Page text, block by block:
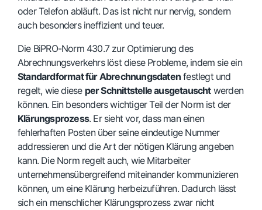
oder Telefon abläuft. Das ist nicht nur nervig, sondern
auch besonders ineffizient und teuer.
Die BiPRO-Norm 430.7 zur Optimierung des
Abrechnungsverkehrs löst diese Probleme, indem sie ein
Standardformat für Abrechnungsdaten festlegt und
regelt, wie diese per Schnittstelle ausgetauschtwerden
können. Ein besonders wichtiger Teil der Norm ist der
Klärungsprozess. Er sieht vor, dass man einen
fehlerhaften Posten über seine eindeutige Nummer
addressieren und die Art der nötigen Klärung angeben
kann. Die Norm regelt auch, wie Mitarbeiter
unternehmensübergreifend miteinander kommunizieren
können, um eine Klärung herbeizuführen. Dadurch lässt
sich ein menschlicher Klärungsprozess zwar nicht